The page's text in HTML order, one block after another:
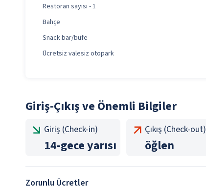
Restoran sayısı - 1
Bahçe
Snack bar/büfe
Ücretsiz valesiz otopark
Giriş-Çıkış ve Önemli Bilgiler
Giriş (Check-in)
14-gece yarısı
Çıkış (Check-out)
öğlen
Zorunlu Ücretler